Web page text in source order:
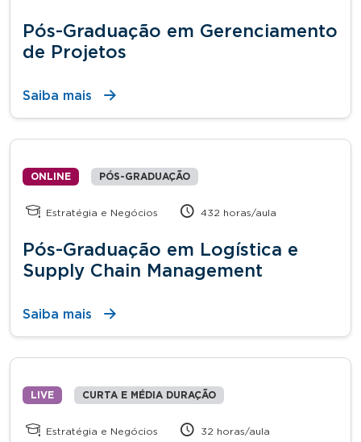
Pós-Graduação em Gerenciamento
de Projetos
Saiba mais
ONLINE PÓS-GRADUAÇÃO
Estratégia e Negócios 432 horas/aula
Pós-Graduação em Logística e
Supply Chain Management
Saiba mais
LIVE CURTA E MÉDIA DURAÇÃO
Estratégia e Negócios 32 horas/aula